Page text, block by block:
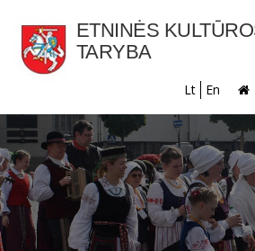
ETNINĖS
TARYBA
Lt En